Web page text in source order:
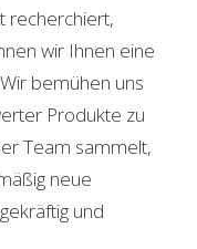
recherchiert,
wir Ihnen eine
bemühen uns
Produkte zu
Team sammelt,
neue
und